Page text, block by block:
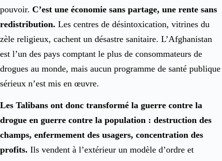
pouvoir. C’est une économie sans partage, une rente sans
redistribution. Les centres de désintoxication, vitrines du
zèle religieux, cachent un désastre sanitaire. L’Afghanistan
est l’un des pays comptant le plus de consommateurs de
drogues au monde, mais aucun programme de santé publique
sérieux n’est mis en œuvre.
Les Talibans ont donc transformé la guerre contre la
drogue en guerre contre la population : destruction des
champs, enfermement des usagers, concentration des
profits. Ils vendent à l’extérieur un modèle d’ordre et